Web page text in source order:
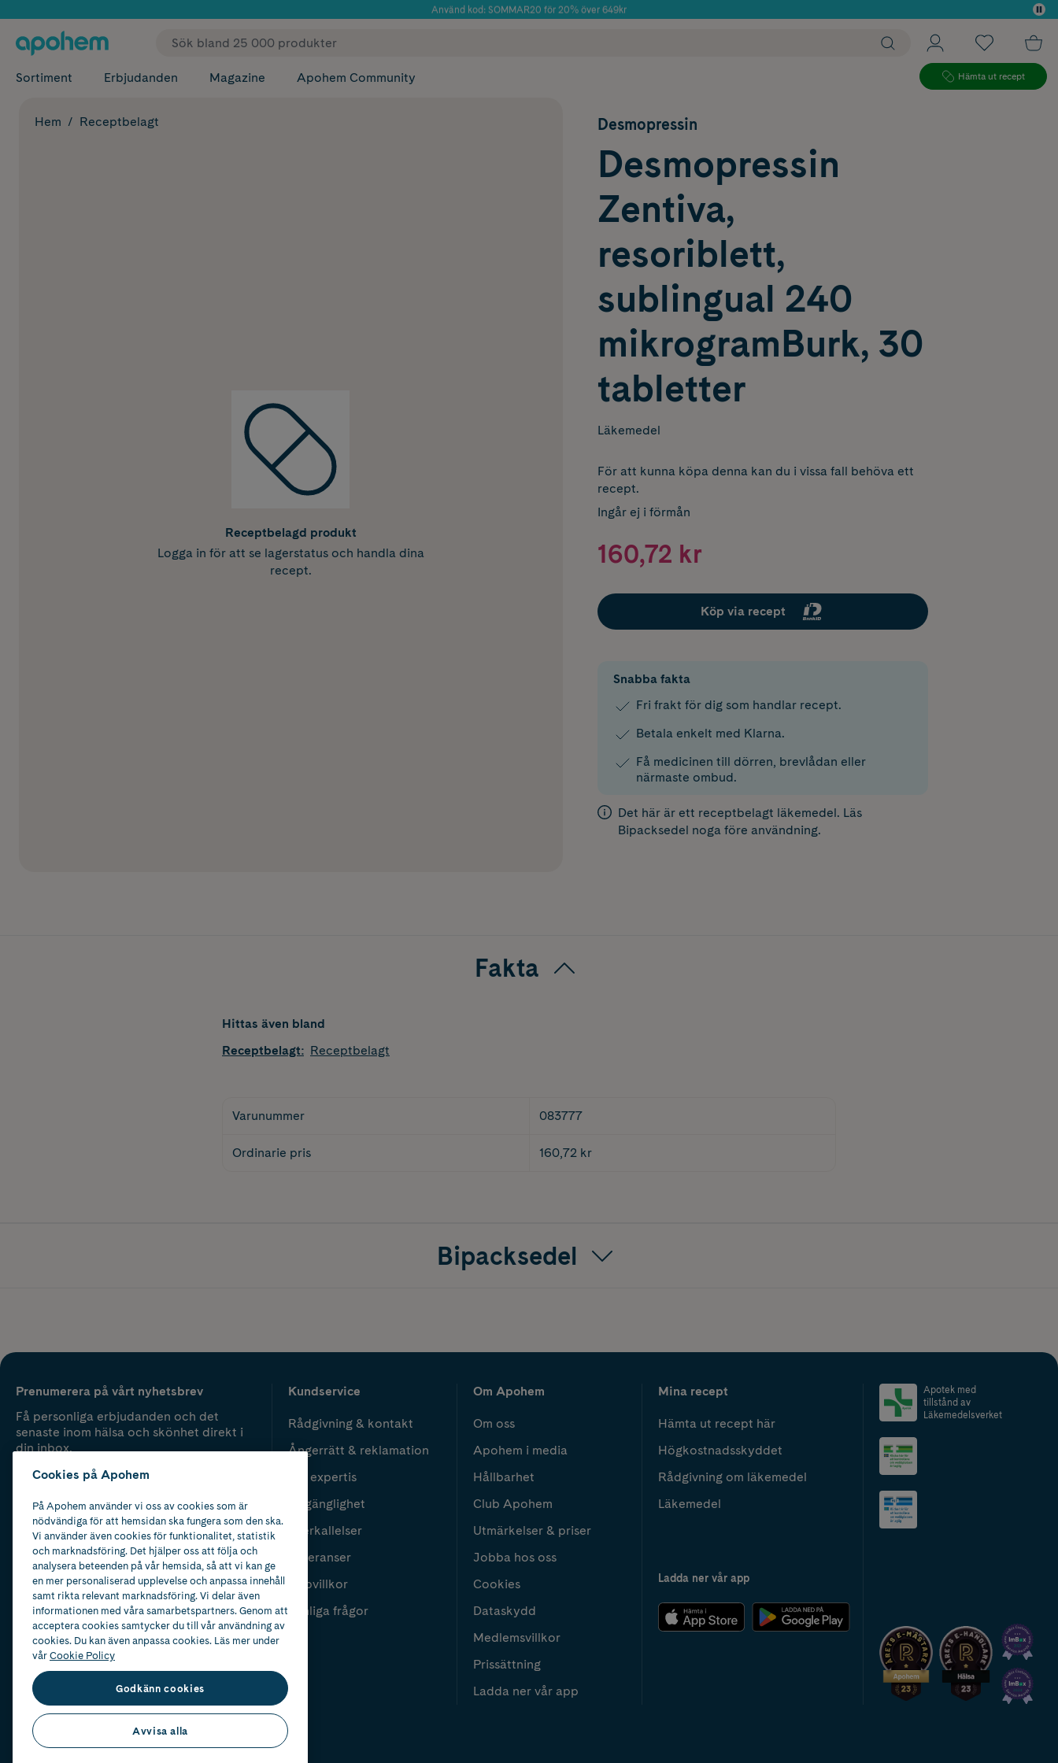
Använd kod: SOMMAR20 för 20% över 649kr
✓ Fri frakt
Sortiment Erbjudanden Magazine Apohem Community Hämta ut recept
Hem Receptbelagt
Receptbelagd produkt
Logga in för att se lagerstatus och handla dina
recept.
Desmopressin
Desmopressin
Zentiva,
resoriblett,
sublingual 240
mikrogramBurk, 30
tabletter
Läkemedel
För att kunna köpa denna kan du i vissa fall behöva ett
recept.
Ingår ej i förmån
160,72 kr
Köp via recept
Snabba fakta
Fri frakt för dig som handlar recept.
Betala enkelt med Klarna.
Få medicinen till dörren, brevlådan eller
närmaste ombud.
Det här är ett receptbelagt läkemedel. Läs
Bipacksedel noga före användning.
Fakta
Hittas även bland
Receptbelagt: Receptbelagt
Varunummer 083777
Ordinarie pris 160,72 kr
Bipacksedel
Prenumerera på vårt nyhetsbrev
Få personliga erbjudanden och det
senaste inom hälsa och skönhet direkt i
din inbox.
Kundservice
Rådgivning & kontakt
Ångerrätt & reklamation
Vår expertis
Tillgänglighet
Återkallelser
Leveranser
Köpvillkor
Vanliga frågor
Om Apohem
Om oss
Apohem i media
Hållbarhet
Club Apohem
Utmärkelser & priser
Jobba hos oss
Cookies
Dataskydd
Medlemsvillkor
Prissättning
Ladda ner vår app
Mina recept
Hämta ut recept här
Högkostnadsskyddet
Rådgivning om läkemedel
Läkemedel
Ladda ner vår app
Apotek med
tillstånd av
Läkemedelsverket
2024
Cookies på Apohem
På Apohem använder vi oss av cookies som är
nödvändiga för att hemsidan ska fungera som den ska.
Vi använder även cookies för funktionalitet, statistik
och marknadsföring. Det hjälper oss att följa och
analysera beteenden på vår hemsida, så att vi kan ge
en mer personaliserad upplevelse och anpassa innehåll
samt rikta relevant marknadsföring. Vi delar även
informationen med våra samarbetspartners. Genom att
acceptera cookies samtycker du till vår användning av
cookies. Du kan även anpassa cookies. Läs mer under
vårCookie Policy
Godkänn cookies
Avvisa alla